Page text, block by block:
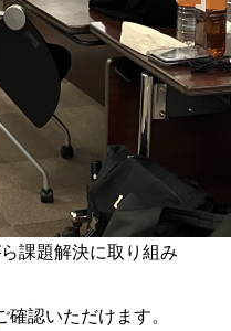
課題解決に取り組み
認いただけます。